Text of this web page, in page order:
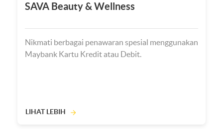
SAVA Beauty & Wellness
Nikmati berbagai penawaran spesial menggunakan
Maybank Kartu Kredit atau Debit.
LIHAT LEBIH